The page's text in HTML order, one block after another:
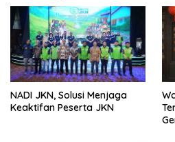
NADI JKN, Solusi Menjaga
Keaktifan Peserta JKN